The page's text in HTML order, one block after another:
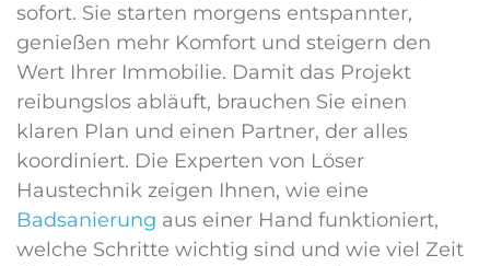
sofort. Sie starten morgens entspannter,
genießen mehr Komfort und steigern den
Wert Ihrer Immobilie. Damit das Projekt
reibungslos abläuft, brauchen Sie einen
klaren Plan und einen Partner, der alles
koordiniert. Die Experten von Löser
Haustechnik zeigen Ihnen, wie eine
Badsanierung aus einer Hand funktioniert,
welche Schritte wichtig sind und wie viel Zeit